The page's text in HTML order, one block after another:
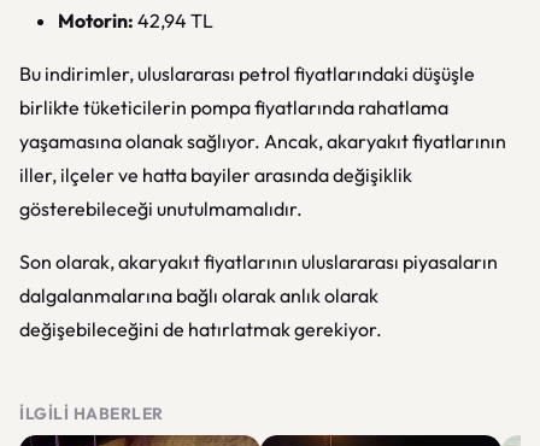
Motorin: 42,94 TL
Bu indirimler, uluslararası petrol fiyatlarındaki düşüşle
birlikte tüketicilerin pompa fiyatlarında rahatlama
yaşamasına olanak sağlıyor. Ancak, akaryakıt fiyatlarının
iller, ilçeler ve hatta bayiler arasında değişiklik
gösterebileceği unutulmamalıdır.
Son olarak, akaryakıt fiyatlarının uluslararası piyasaların
dalgalanmalarına bağlı olarak anlık olarak
değişebileceğini de hatırlatmak gerekiyor.
İLGILI HABERLER